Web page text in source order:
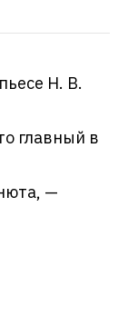
Н. В.
главный в
—